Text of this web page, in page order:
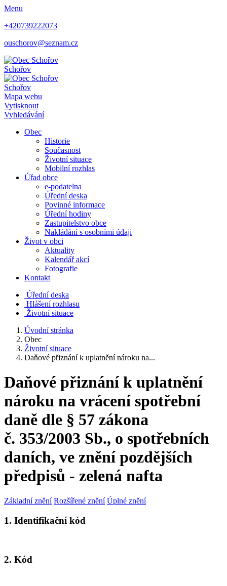
Menu
+420739222073
ouschorov@seznam.cz
Schořov
Schořov
Mapa webu
Vytisknout
Vyhledávání
Obec
Historie
Současnost
Životní situace
Mobilní rozhlas
Úřad obce
e-podatelna
Úřední deska
Povinné informace
Úřední hodiny
Zastupitelstvo obce
Nakládání s osobními údaji
Život v obci
Aktuality
Kalendář akcí
Fotografie
Kontakt
Úřední deska
Hlášení rozhlasu
Životní situace
Úvodní stránka
Obec
Životní situace
Daňové přiznání k uplatnění nároku na...
Daňové přiznání k uplatnění
nároku na vrácení spotřební
daně dle § 57 zákona
č. 353/2003 Sb., o spotřebních
daních, ve znění pozdějších
předpisů - zelená nafta
Základní znění Rozšířené znění Úplné znění
1. Identifikační kód
2. Kód